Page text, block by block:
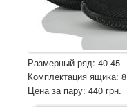
Размерный ряд: 40-45
Комплектация ящика: 8
Цена за пару: 440 грн.